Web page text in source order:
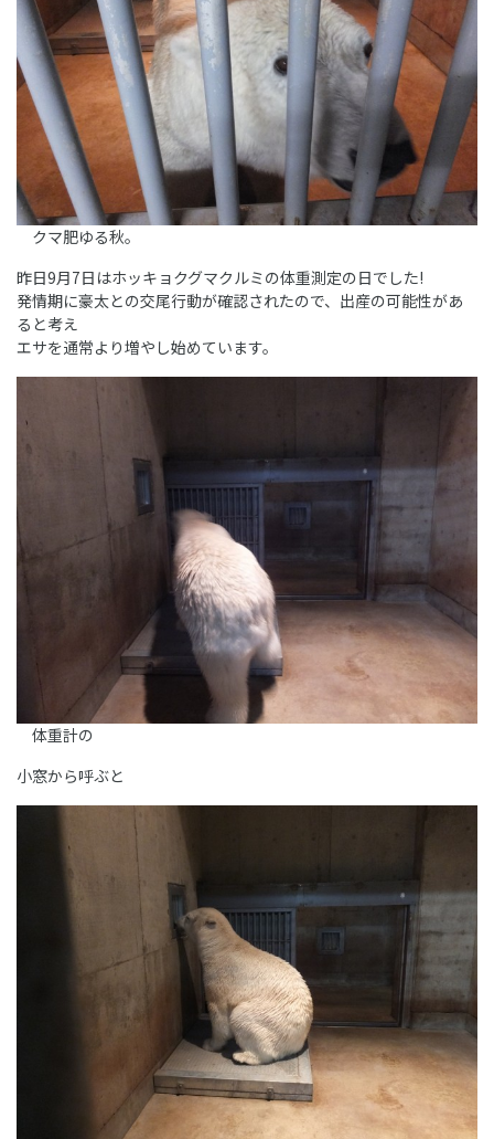
クマ肥ゆる秋。
昨日9月7日はホッキョクグマクルミの体重測定の日でした!
発情期に豪太との交尾行動が確認されたので、出産の可能性があ
ると考え
エサを通常より増やし始めています。
体重計の
小窓から呼ぶと